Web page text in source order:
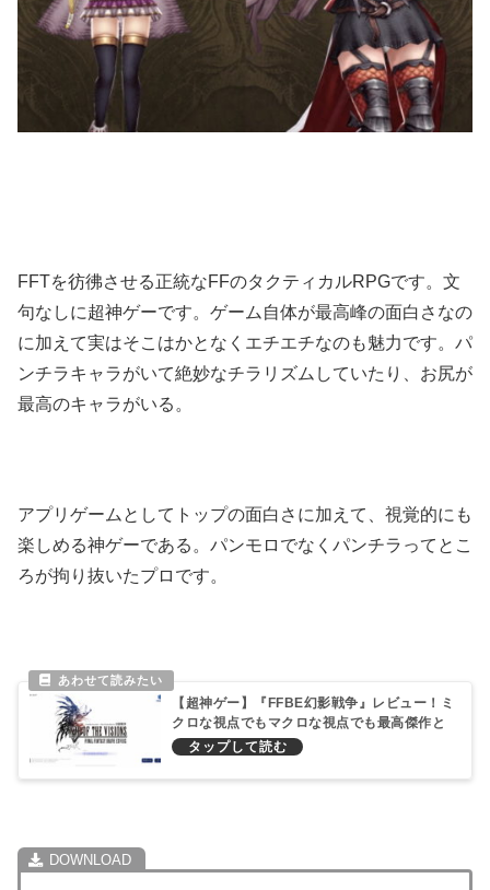
FFTを彷彿させる正統なFFのタクティカルRPGです。文
句なしに超神ゲーです。ゲーム自体が最高峰の面白さなの
に加えて実はそこはかとなくエチエチなのも魅力です。パ
ンチラキャラがいて絶妙なチラリズムしていたり、お尻が
最高のキャラがいる。
アプリゲームとしてトップの面白さに加えて、視覚的にも
楽しめる神ゲーである。パンモロでなくパンチラってとこ
ろが拘り抜いたプロです。
【超神ゲー】『FFBE幻影戦争』レビュー！ミ
クロな視点でもマクロな視点でも最高傑作と
断言できるFFT系譜のタクティクスRPG